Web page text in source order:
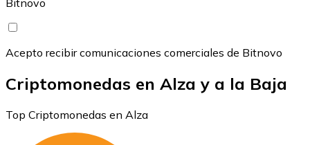
Bitnovo
Acepto recibir comunicaciones comerciales de Bitnovo
Criptomonedas en Alza y a la Baja
Top Criptomonedas en Alza